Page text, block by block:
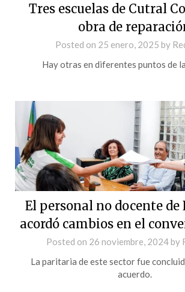
Tres escuelas de Cutral
obra de
Posted on 25 enero, 2025 by
Hay otras en diferentes puntos de
El personal no docente de
acordó cambios en el
Posted on 26 noviembre, 2024by
La paritaria de este sector fue
acuerdo.